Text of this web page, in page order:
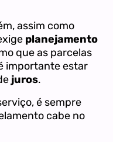
assim como
planejamento
que as parcelas
importante estar
juros.
é sempre
cabe no